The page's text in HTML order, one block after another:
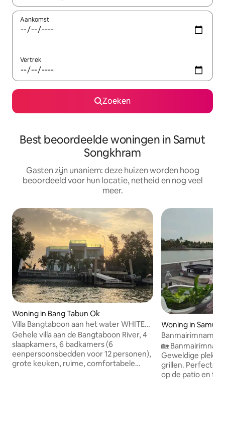
Aankomst
Vertrek
Zoeken
Best beoordeelde woningen in Samut
Songkhram
Gasten zijn unaniem: deze huizen worden hoog
beoordeeld voor hun locatie, netheid en nog veel
meer.
Woning in Bang Tabun Ok
Villa Bangtaboon aan het water WHITE
HOUSE
Gehele villa aan de Bangtaboon River, 4
slaapkamers, 6 badkamers (6
eenpersoonsbedden voor 12 personen),
grote keuken, ruime, comfortabele
Woning in Samut
Banmairimnam
🏡
Geweldige plek
grillen. Perfecte
op de patio en te